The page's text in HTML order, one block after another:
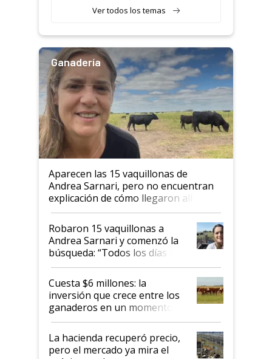
Ver todos los temas
Ganadería
Aparecen las 15 vaquillonas de
Andrea Sarnari, pero no encuentran
explicación de cómo llegaron allí
Robaron 15 vaquillonas a
Andrea Sarnari y comenzó la
búsqueda: “Todos los días le
toca a algún productor”
Cuesta $6 millones: la
inversión que crece entre los
ganaderos en un momento
histórico para la actividad
La hacienda recuperó precio,
pero el mercado ya mira el